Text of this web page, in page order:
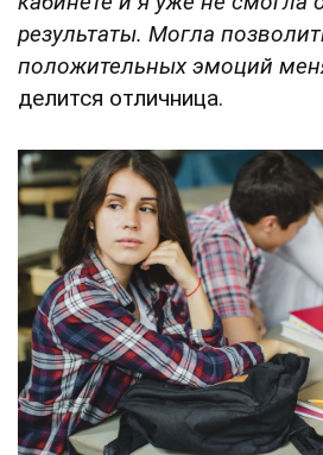
результаты. Могла
положительных эмоций
делится отличница.